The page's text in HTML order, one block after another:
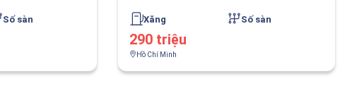
Số sàn Xăng Số sàn
290 triệu
Hồ Chí Minh